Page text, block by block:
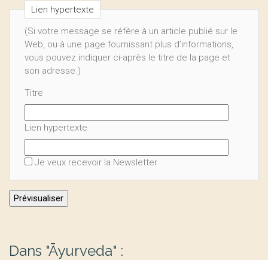
Lien hypertexte
(Si votre message se réfère à un article publié sur le
Web, ou à une page fournissant plus d’informations,
vous pouvez indiquer ci-après le titre de la page et
son adresse.)
Titre
Lien hypertexte
Je veux recevoir la Newsletter
Dans "Āyurveda" :